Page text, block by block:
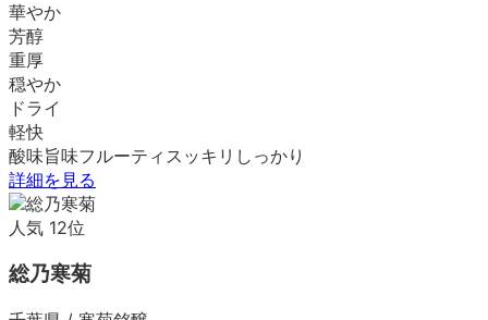
華やか
芳醇
重厚
穏やか
ドライ
軽快
酸味旨味フルーティ スッキリ しっかり
詳細を見る
人気 12位
総乃寒菊